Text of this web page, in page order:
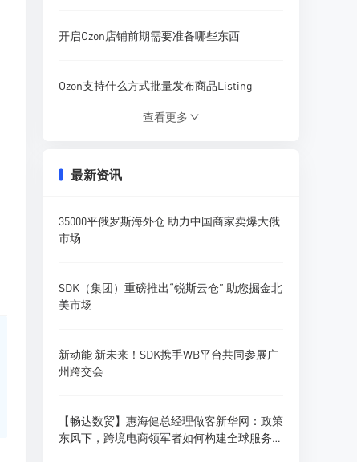
开启Ozon店铺前期需要准备哪些东西
Ozon支持什么方式批量发布商品Listing
什么插件可以分析Ozon店铺商品流量
Ozon参与促销活动需要收取哪些费用
卖家如何在Ozon平台精准搜索产品调研
查看更多
最新资讯
35000平俄罗斯海外仓 助力中国商家卖爆大俄
市场
SDK（集团）重磅推出“锐斯云仓” 助您掘金北
美市场
新动能 新未来！SDK携手WB平台共同参展广
州跨交会
【畅达数贸】惠海健总经理做客新华网：政策
东风下，跨境电商领军者如何构建全球服务新